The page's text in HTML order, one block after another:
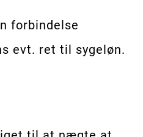
forbindelse
evt. ret til sygeløn.